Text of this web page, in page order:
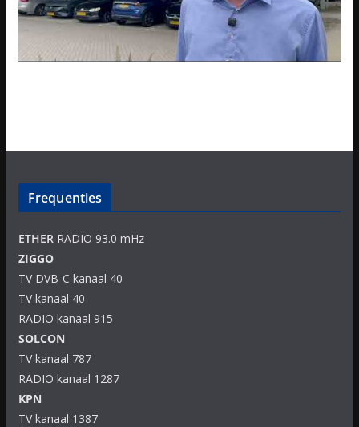
Frequenties
ETHERRADIO 93.0 mHz
ZIGGO
TV DVB-C kanaal 40
TV kanaal 40
RADIO kanaal 915
SOLCON
TV kanaal 787
RADIO kanaal 1287
KPN
TV kanaal 1387